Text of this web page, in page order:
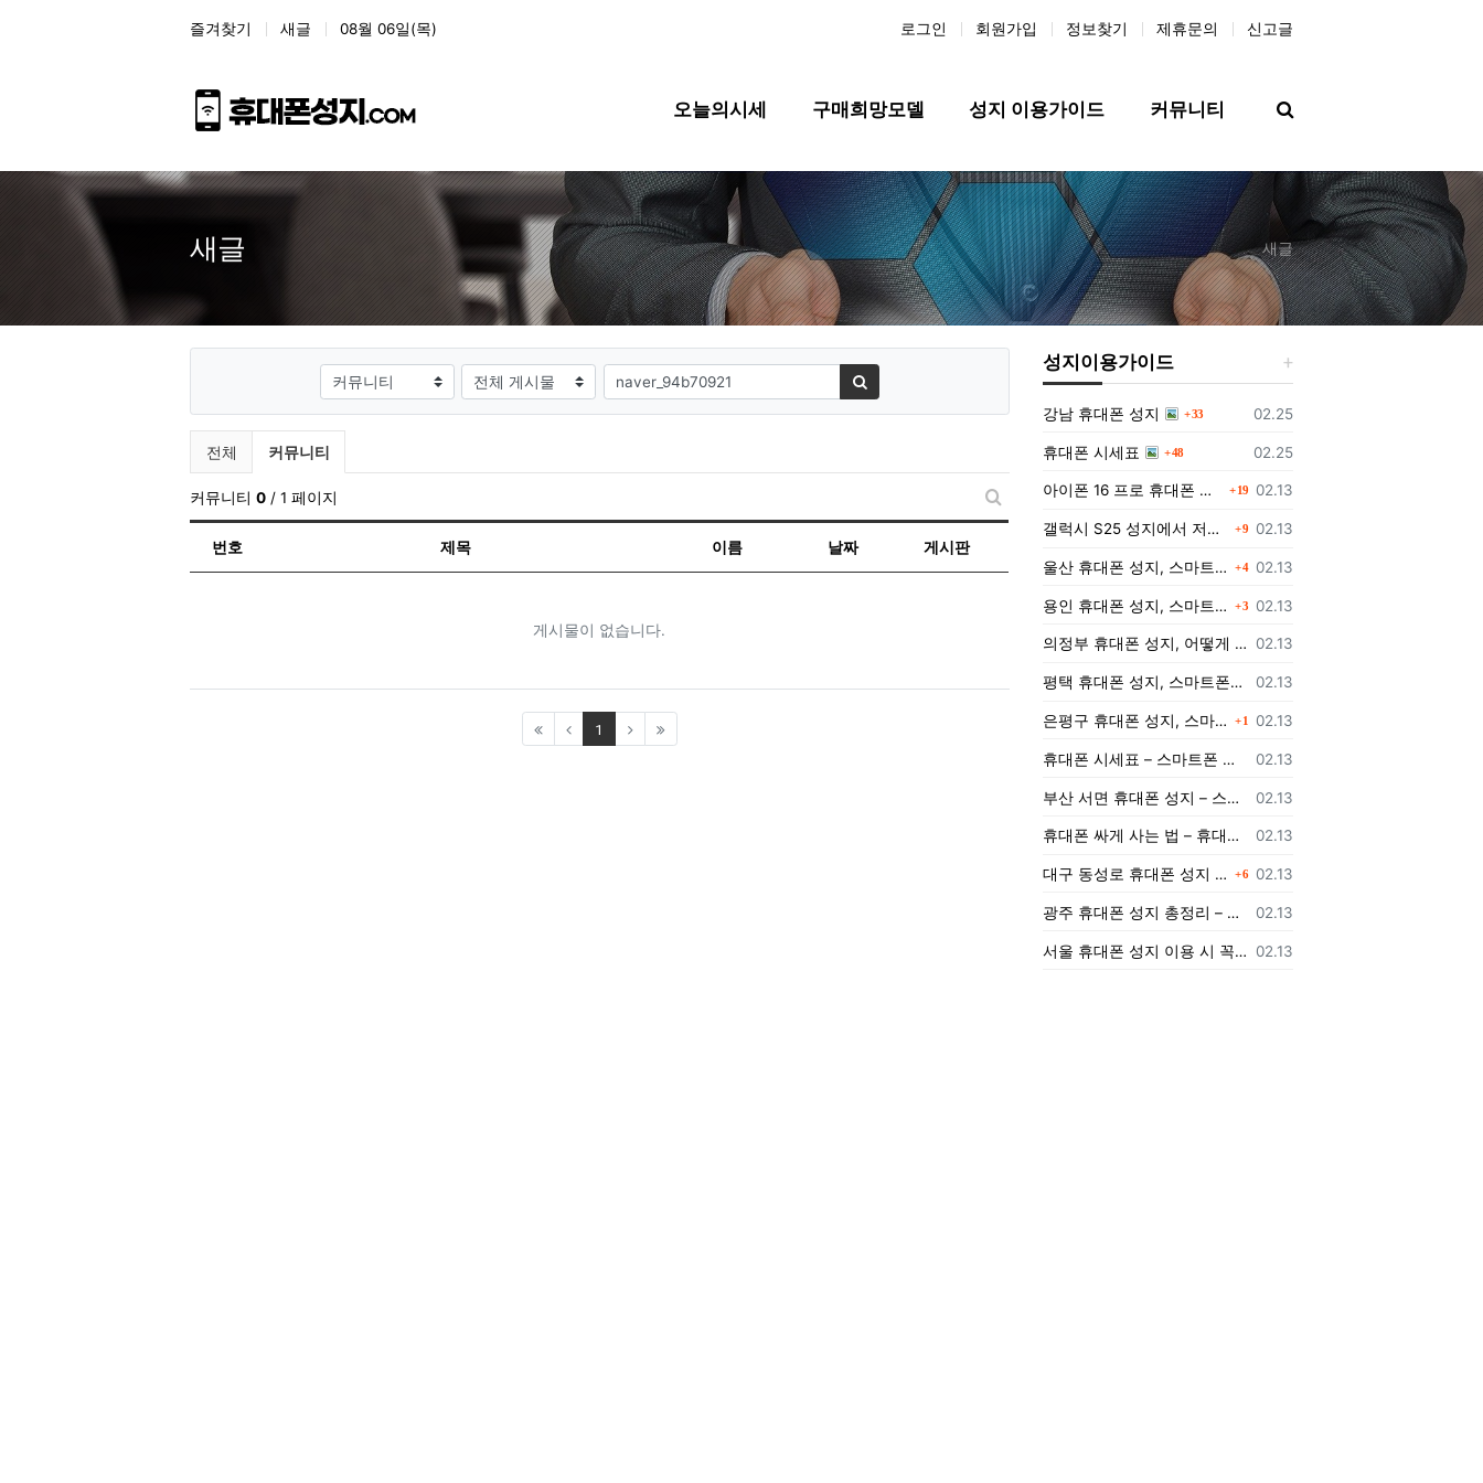
즐겨찾기 새글 08월 06일(목) 로그인 회원가입 정보찾기 제휴문의 신고글
오늘의시세 구매희망모델 성지 이용가이드 커뮤니티
새글 새글
게시판그룹 검색대상 검색어필수
검색하기
전체게시물 그룹 목록
전체 현재 그룹
커뮤니티
커뮤니티 0 / 1 페이지
새글 검색
번호
제목 이름 날짜 게시판
게시물이 없습니다.
1 (current)
성지이용가이드
등록일
02.25
강남 휴대폰 성지 33
등록일
02.25
휴대폰 시세표 48
등록일
02.13
아이폰 16 프로 휴대폰 성지에서 구매하는 방법과 가격 댓글
19
등록일
02.13
갤럭시 S25 성지에서 저렴하게 구매하는 방법 9
등록일
02.13
울산 휴대폰 성지, 스마트폰을 더 저렴하게 구매할 수 있는 방법은? 4
등록일
02.13
용인 휴대폰 성지, 스마트폰을 더 저렴하게 구입하는 방법! 3
등록일
02.13
의정부 휴대폰 성지, 어떻게 저렴하게 스마트폰을 구입할 수 있을까?
등록일
02.13
평택 휴대폰 성지, 스마트폰을 저렴하게 구매하는 팁
등록일
02.13
은평구 휴대폰 성지, 스마트폰을 저렴하게 개통하려면 어떻게 해야 할까? 1
등록일
02.13
휴대폰 시세표 – 스마트폰 가격 비교하고 최저가로 개통하는 법
등록일
02.13
부산 서면 휴대폰 성지 – 스마트폰 최저가로 개통하는 법
등록일
02.13
휴대폰 싸게 사는 법 – 휴대폰 성지에서 최저가로 개통하는 노하우
등록일
02.13
대구 동성로 휴대폰 성지 총정리 – 최저가 스마트폰 구매 가이드 6
등록일
02.13
광주 휴대폰 성지 총정리 – 지역별 최저가 구매 가이드
등록일
02.13
서울 휴대폰 성지 이용 시 꼭 알아야 할 주의사항!